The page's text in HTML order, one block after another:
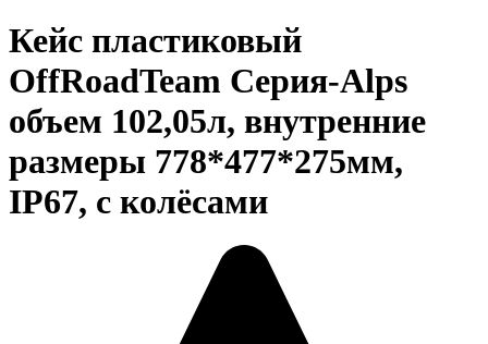
Кейс пластиковый
OffRoadTeam Серия-Alps
объем 102,05л, внутренние
размеры 778*477*275мм,
IP67, с колёсами